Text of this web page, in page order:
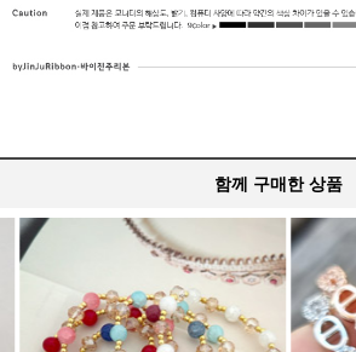
함께 구매한 상품